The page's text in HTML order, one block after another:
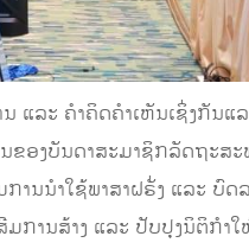
ລະ ຄຳຄິດຄຳເຫັນເຊິ່ງກັນແ
ອງບັນດາສະມາຊິກລັດຖະສ
ນນຳໃຊ້ພາສາຝຣັ່ງ ແລະ ບົດ
ມການສ້າງ ແລະ ປັບປຸງນິຕິກ